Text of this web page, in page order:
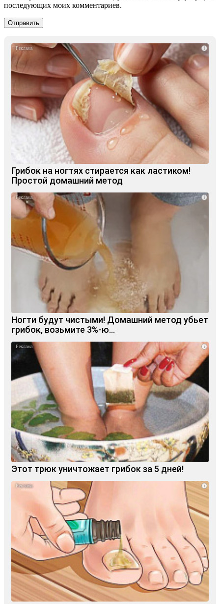
последующих моих комментариев.
i
Грибок на ногтях стирается как ластиком!
Простой домашний метод
i
Ногти будут чистыми! Домашний метод убьет
грибок, возьмите 3%-ю…
i
Этот трюк уничтожает грибок за 5 дней!
i